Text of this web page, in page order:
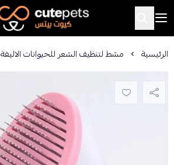
Cutepets
الرئيسية مشط لتنظيف الشعر للحيوانات الاليفة